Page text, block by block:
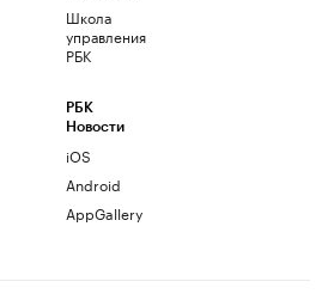
Школа
управления
РБК
РБК
Новости
iOS
Android
AppGallery